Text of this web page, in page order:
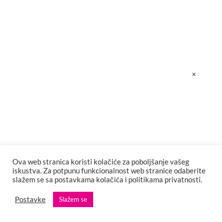
zapanjujuća reinterpretacija klasika
Na sceni SARTR-a ponovo predstava UP AND
DOWN
Ova web stranica koristi kolačiće za poboljšanje vašeg
iskustva. Za potpunu funkcionalnost web stranice odaberite
slažem se sa postavkama kolačića i politikama privatnosti.
Postavke Slažem se
×